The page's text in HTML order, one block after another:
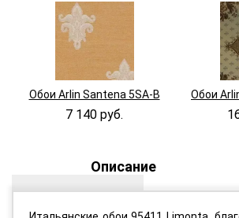
Обои Arlin Santena 5SA-B
7 140 руб.
Обои
Описание